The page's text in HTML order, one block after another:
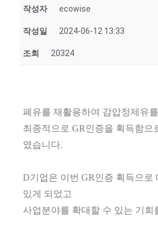
작성자 ecowise
작성일 2024-06-12 13:33
조회 20324
폐유를 재활용하여 감압정제유
최종적으로 GR인증을 획득함으
였습니다.
D기업은 이번 GR인증 획득으로
있게 되었고
사업분야를 확대할 수 있는 기회